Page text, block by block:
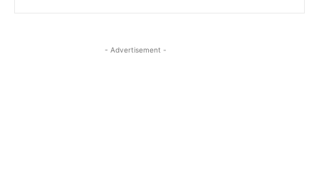
- Advertisement -